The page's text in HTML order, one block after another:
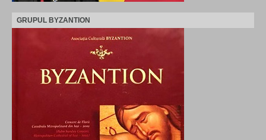
GRUPUL BYZANTION